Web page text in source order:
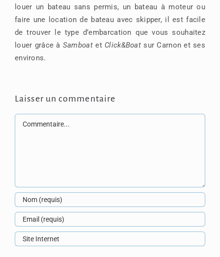
louer un bateau sans permis, un bateau à moteur ou
faire une location de bateau avec skipper, il est facile
de trouver le type d’embarcation que vous souhaitez
louer grâce à Samboat et Click&Boat sur Carnon et ses
environs.
Laisser un commentaire
Commentaire